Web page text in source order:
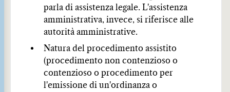
parla di assistenza legale. L'assistenza
amministrativa, invece, si riferisce alle
autorità amministrative.
Natura del procedimento assistito
(procedimento non contenzioso o
contenzioso o procedimento per
l'emissione di un'ordinanza o